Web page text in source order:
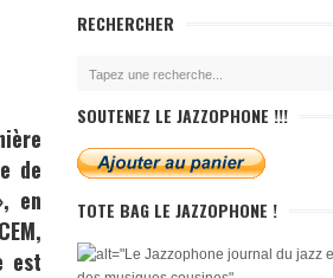
de
en
est
RECHERCHER
SOUTENEZ LE JAZZOPHONE !!!
TOTE BAG LE JAZZOPHONE !